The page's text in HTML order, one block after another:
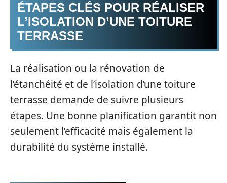
ÉTAPES CLÉS POUR RÉALISER
L’ISOLATION D’UNE TOITURE
TERRASSE
La réalisation ou la rénovation de
l’étanchéité et de l’isolation d’une toiture
terrasse demande de suivre plusieurs
étapes. Une bonne planification garantit non
seulement l’efficacité mais également la
durabilité du système installé.